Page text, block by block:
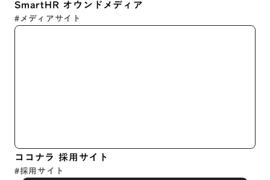
SmartHR オウンドメディア
#メディアサイト
ココナラ 採用サイト
#採用サイト